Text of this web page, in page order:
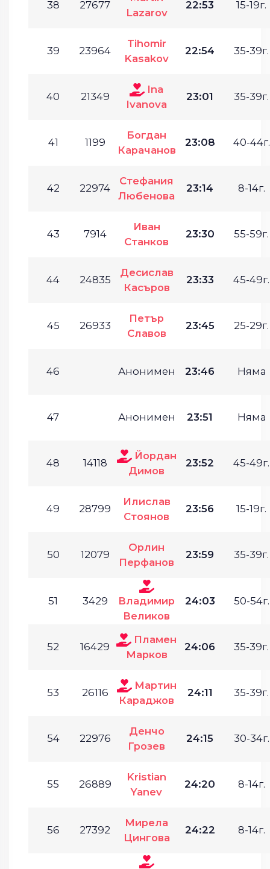
38 27677
Lazarov
22:53 15-19г.
39 23964
Tihomir
Kasakov
22:54 35-39г.
40 21349
Ina
Ivanova
23:01 35-39г.
41 1199
Богдан
Карачанов
23:08 40-44г.
42 22974
Стефания
Любенова
23:14 8-14г.
43 7914
Иван
Станков
23:30 55-59г.
44 24835
Десислав
Касъров
23:33 45-49г.
45 26933
Петър
Славов
23:45 25-29г.
46 Анонимен 23:46 Няма
47 Анонимен 23:51 Няма
48 14118
Йордан
Димов
23:52 45-49г.
49 28799
Илислав
Стоянов
23:56 15-19г.
50 12079
Орлин
Перфанов
23:59 35-39г.
51 3429
Владимир
Великов
24:03 50-54г.
52 16429
Пламен
Марков
24:06 35-39г.
53 26116
Мартин
Караджов
24:11 35-39г.
54 22976
Денчо
Грозев
24:15 30-34г.
55 26889
Kristian
Yanev
24:20 8-14г.
56 27392
Мирела
Цингова
24:22 8-14г.